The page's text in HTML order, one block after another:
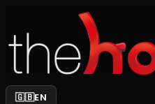
🇬🇧EN